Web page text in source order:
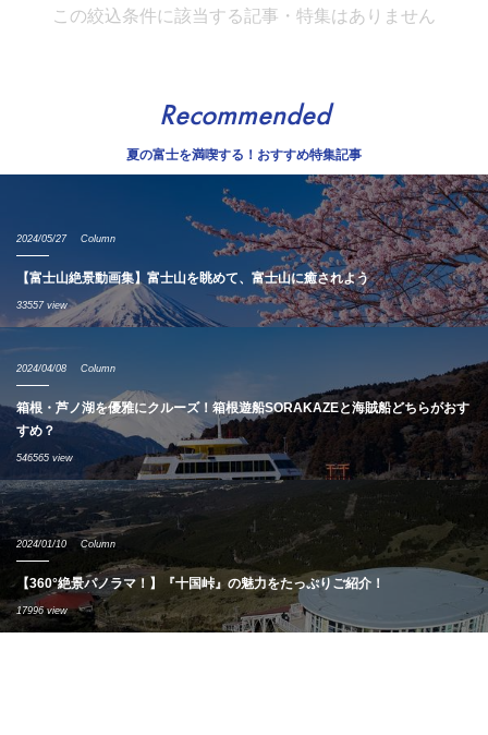
この絞込条件に該当する記事・特集はありません
Recommended
夏の富士を満喫する！おすすめ特集記事
2024/05/27 Column
【富士山絶景動画集】富士山を眺めて、富士山に癒されよう
33557 view
2024/04/08 Column
箱根・芦ノ湖を優雅にクルーズ！箱根遊船SORAKAZEと海賊船どちらがおす
すめ？
546565 view
2024/01/10 Column
【360°絶景パノラマ！】『十国峠』の魅力をたっぷりご紹介！
17996 view